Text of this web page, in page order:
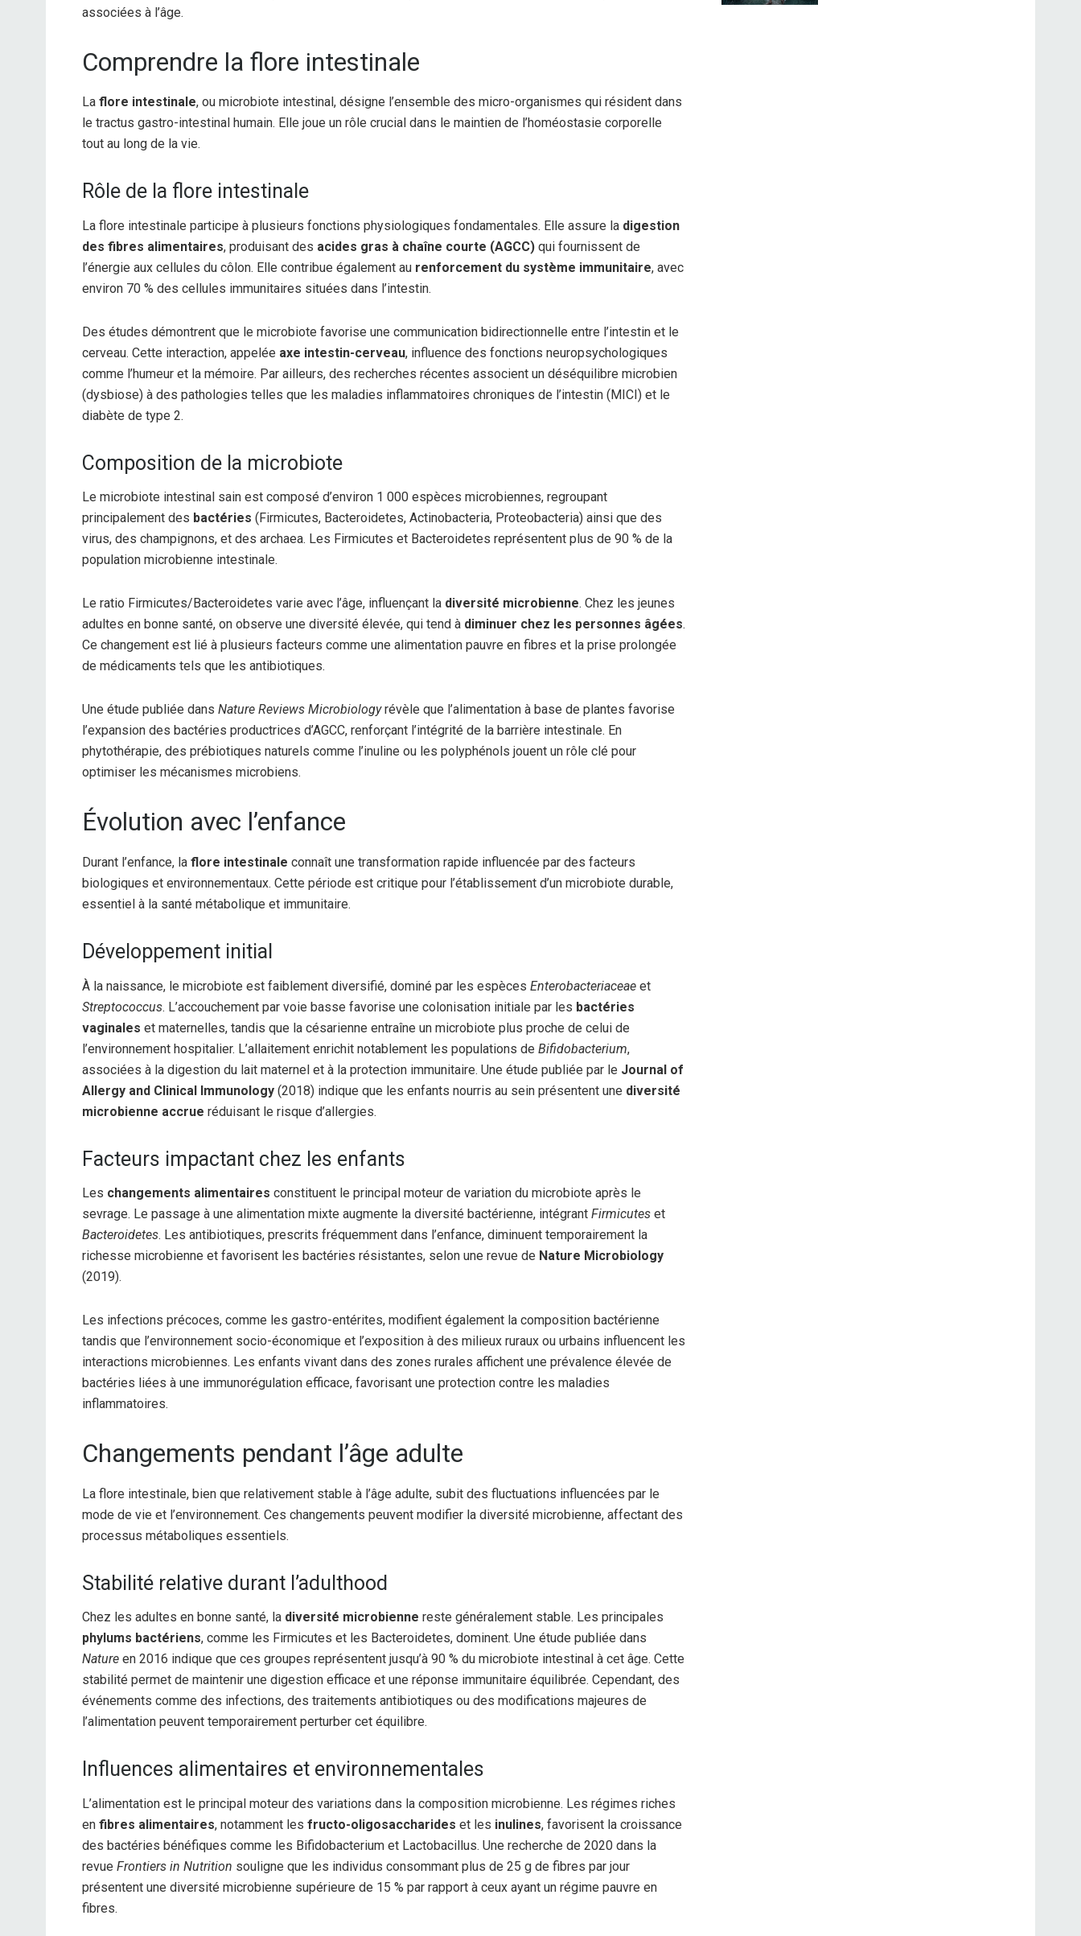
associées à l’âge.
Comprendre la flore intestinale
La flore intestinale, ou microbiote intestinal, désigne l’ensemble des micro-organismes qui résident dans
le tractus gastro-intestinal humain. Elle joue un rôle crucial dans le maintien de l’homéostasie corporelle
tout au long de la vie.
Rôle de la flore intestinale
La flore intestinale participe à plusieurs fonctions physiologiques fondamentales. Elle assure la digestion
des fibres alimentaires, produisant des acides gras à chaîne courte (AGCC) qui fournissent de
l’énergie aux cellules du côlon. Elle contribue également au renforcement du système immunitaire, avec
environ 70 % des cellules immunitaires situées dans l’intestin.
Des études démontrent que le microbiote favorise une communication bidirectionnelle entre l’intestin et le
cerveau. Cette interaction, appelée axe intestin-cerveau, influence des fonctions neuropsychologiques
comme l’humeur et la mémoire. Par ailleurs, des recherches récentes associent un déséquilibre microbien
(dysbiose) à des pathologies telles que les maladies inflammatoires chroniques de l’intestin (MICI) et le
diabète de type 2.
Composition de la microbiote
Le microbiote intestinal sain est composé d’environ 1 000 espèces microbiennes, regroupant
principalement des bactéries (Firmicutes, Bacteroidetes, Actinobacteria, Proteobacteria) ainsi que des
virus, des champignons, et des archaea. Les Firmicutes et Bacteroidetes représentent plus de 90 % de la
population microbienne intestinale.
Le ratio Firmicutes/Bacteroidetes varie avec l’âge, influençant la diversité microbienne. Chez les jeunes
adultes en bonne santé, on observe une diversité élevée, qui tend à diminuer chez les personnes âgées.
Ce changement est lié à plusieurs facteurs comme une alimentation pauvre en fibres et la prise prolongée
de médicaments tels que les antibiotiques.
Une étude publiée dans Nature Reviews Microbiologyrévèle que l’alimentation à base de plantes favorise
l’expansion des bactéries productrices d’AGCC, renforçant l’intégrité de la barrière intestinale. En
phytothérapie, des prébiotiques naturels comme l’inuline ou les polyphénols jouent un rôle clé pour
optimiser les mécanismes microbiens.
Évolution avec l’enfance
Durant l’enfance, la flore intestinale connaît une transformation rapide influencée par des facteurs
biologiques et environnementaux. Cette période est critique pour l’établissement d’un microbiote durable,
essentiel à la santé métabolique et immunitaire.
Développement initial
À la naissance, le microbiote est faiblement diversifié, dominé par les espèces Enterobacteriaceae et
Streptococcus. L’accouchement par voie basse favorise une colonisation initiale par les bactéries
vaginales et maternelles, tandis que la césarienne entraîne un microbiote plus proche de celui de
l’environnement hospitalier. L’allaitement enrichit notablement les populations de Bifidobacterium,
associées à la digestion du lait maternel et à la protection immunitaire. Une étude publiée par le Journal of
Allergy and Clinical Immunology (2018) indique que les enfants nourris au sein présentent une diversité
microbienne accrue réduisant le risque d’allergies.
Facteurs impactant chez les enfants
Les changements alimentaires constituent le principal moteur de variation du microbiote après le
sevrage. Le passage à une alimentation mixte augmente la diversité bactérienne, intégrant Firmicutes et
Bacteroidetes. Les antibiotiques, prescrits fréquemment dans l’enfance, diminuent temporairement la
richesse microbienne et favorisent les bactéries résistantes, selon une revue de Nature Microbiology
(2019).
Les infections précoces, comme les gastro-entérites, modifient également la composition bactérienne
tandis que l’environnement socio-économique et l’exposition à des milieux ruraux ou urbains influencent les
interactions microbiennes. Les enfants vivant dans des zones rurales affichent une prévalence élevée de
bactéries liées à une immunorégulation efficace, favorisant une protection contre les maladies
inflammatoires.
Changements pendant l’âge adulte
La flore intestinale, bien que relativement stable à l’âge adulte, subit des fluctuations influencées par le
mode de vie et l’environnement. Ces changements peuvent modifier la diversité microbienne, affectant des
processus métaboliques essentiels.
Stabilité relative durant l’adulthood
Chez les adultes en bonne santé, la diversité microbienne reste généralement stable. Les principales
phylums bactériens, comme les Firmicutes et les Bacteroidetes, dominent. Une étude publiée dans
Nature en 2016 indique que ces groupes représentent jusqu’à 90 % du microbiote intestinal à cet âge. Cette
stabilité permet de maintenir une digestion efficace et une réponse immunitaire équilibrée. Cependant, des
événements comme des infections, des traitements antibiotiques ou des modifications majeures de
l’alimentation peuvent temporairement perturber cet équilibre.
Influences alimentaires et environnementales
L’alimentation est le principal moteur des variations dans la composition microbienne. Les régimes riches
en fibres alimentaires, notamment les fructo-oligosaccharides et les inulines, favorisent la croissance
des bactéries bénéfiques comme les Bifidobacterium et Lactobacillus. Une recherche de 2020 dans la
revue Frontiers in Nutrition souligne que les individus consommant plus de 25 g de fibres par jour
présentent une diversité microbienne supérieure de 15 % par rapport à ceux ayant un régime pauvre en
fibres.